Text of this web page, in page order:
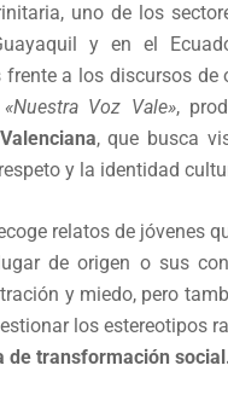
uno de los
y en el
frente a los discursos
«Nuestra Voz Vale»,
, que busca
y la identidad
relatos de jóvenes
de origen o sus
y miedo, pero
los estereotipos
de transformación